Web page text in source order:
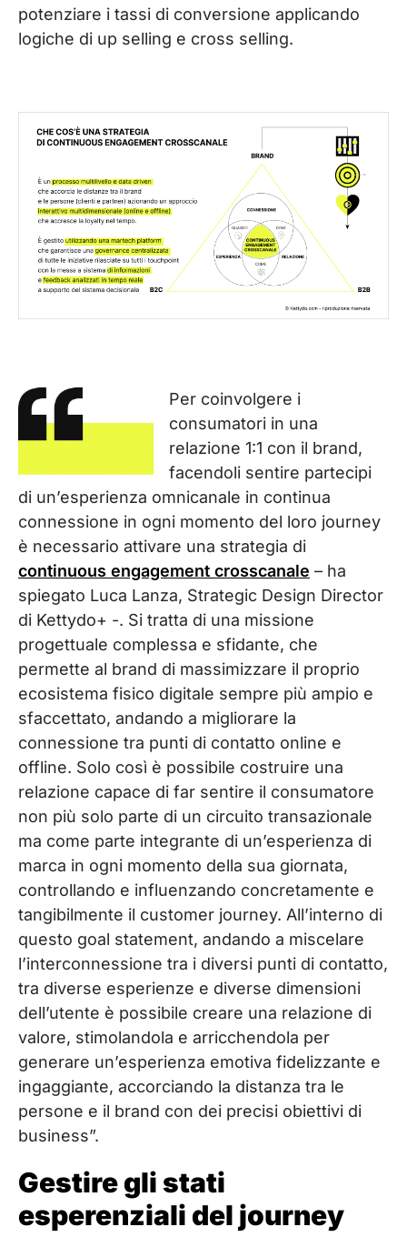
potenziare i tassi di conversione applicando
logiche di up selling e cross selling.
Per coinvolgere i
consumatori in una
relazione 1:1 con il brand,
facendoli sentire partecipi
di un’esperienza omnicanale in continua
connessione in ogni momento del loro journey
è necessario attivare una strategia di
continuous engagement crosscanale – ha
spiegato Luca Lanza, Strategic Design Director
di Kettydo+ -. Si tratta di una missione
progettuale complessa e sfidante, che
permette al brand di massimizzare il proprio
ecosistema fisico digitale sempre più ampio e
sfaccettato, andando a migliorare la
connessione tra punti di contatto online e
offline. Solo così è possibile costruire una
relazione capace di far sentire il consumatore
non più solo parte di un circuito transazionale
ma come parte integrante di un’esperienza di
marca in ogni momento della sua giornata,
controllando e influenzando concretamente e
tangibilmente il customer journey. All’interno di
questo goal statement, andando a miscelare
l’interconnessione tra i diversi punti di contatto,
tra diverse esperienze e diverse dimensioni
dell’utente è possibile creare una relazione di
valore, stimolandola e arricchendola per
generare un’esperienza emotiva fidelizzante e
ingaggiante, accorciando la distanza tra le
persone e il brand con dei precisi obiettivi di
business”.
Gestire gli stati
esperenziali del journey